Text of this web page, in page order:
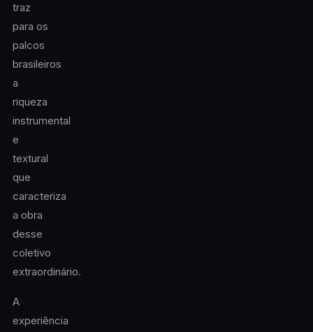
traz
para os
palcos
brasileiros
a
riqueza
instrumental
e
textural
que
caracteriza
a obra
desse
coletivo
extraordinário.
A
experiência